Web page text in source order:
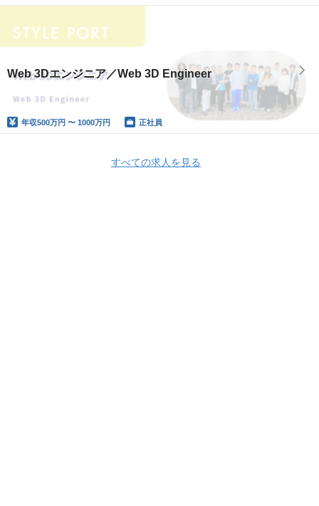
Web 3Dエンジニア／Web 3D Engineer
年収500万円 〜 1000万円 正社員
すべての求人を見る